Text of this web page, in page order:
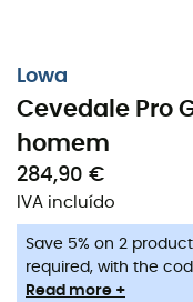
Lowa
Cevedale Pro
homem
284,90 €
IVA incluído
Save 5% on 2
required, with the
Read more +